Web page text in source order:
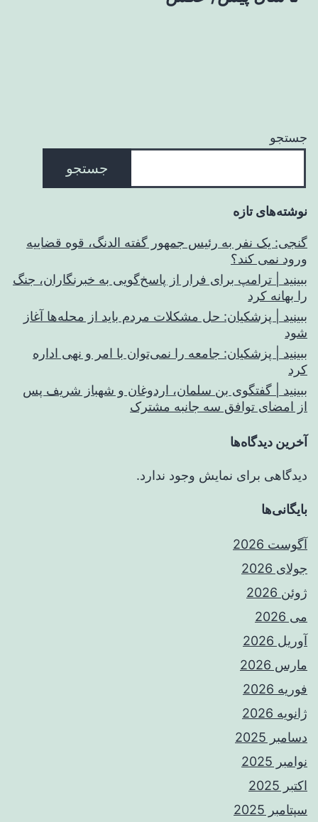
جستجو
جستجو
نوشته‌های تازه
گنجی: یک نفر به رئیس جمهور گفته الدنگ، قوه قضاییه
ورود نمی کند؟
ببینید | ترامپ برای فرار از پاسخ‌گویی به خبرنگاران، جنگ
را بهانه کرد
ببینید | پزشکیان: حل مشکلات مردم باید از محله‌ها آغاز
شود
ببینید | پزشکیان: جامعه را نمی‌توان با امر و نهی اداره
کرد
ببینید | گفتگوی بن سلمان، اردوغان و شهباز شریف پس
از امضای توافق سه جانبه مشترک
آخرین دیدگاه‌ها
دیدگاهی برای نمایش وجود ندارد.
بایگانی‌ها
آگوست 2026
جولای 2026
ژوئن 2026
می 2026
آوریل 2026
مارس 2026
فوریه 2026
ژانویه 2026
دسامبر 2025
نوامبر 2025
اکتبر 2025
سپتامبر 2025